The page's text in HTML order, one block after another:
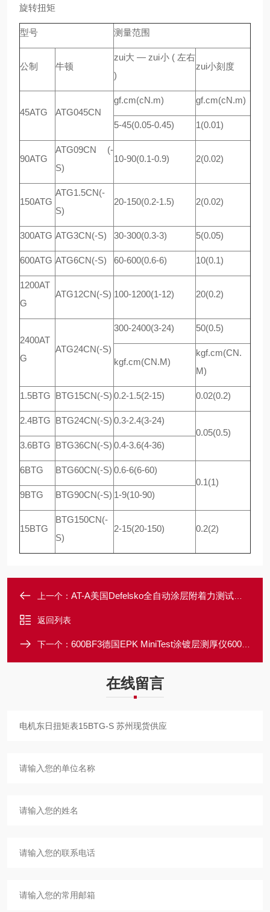
旋转扭矩
型号 测量范围
公制 牛顿
zui大 — zui小 ( 左右
)
zui小刻度
45ATG ATG045CN
gf.cm(cN.m) gf.cm(cN.m)
5-45(0.05-0.45) 1(0.01)
90ATG
ATG09CN (-
S)
10-90(0.1-0.9) 2(0.02)
150ATG
ATG1.5CN(-
S)
20-150(0.2-1.5) 2(0.02)
300ATG ATG3CN(-S) 30-300(0.3-3) 5(0.05)
600ATG ATG6CN(-S) 60-600(0.6-6) 10(0.1)
1200AT
G
ATG12CN(-S) 100-1200(1-12) 20(0.2)
2400AT
G
ATG24CN(-S)
300-2400(3-24) 50(0.5)
kgf.cm(CN.M)
kgf.cm(CN.
M)
1.5BTG BTG15CN(-S) 0.2-1.5(2-15) 0.02(0.2)
2.4BTG BTG24CN(-S) 0.3-2.4(3-24)
0.05(0.5)
3.6BTG BTG36CN(-S) 0.4-3.6(4-36)
6BTG BTG60CN(-S) 0.6-6(6-60)
0.1(1)
9BTG
BTG90CN(-S) 1-9(10-90)
15BTG
BTG150CN(-
S)
2-15(20-150) 0.2(2)
上一个： AT-A美国Defelsko全自动涂层附着力测试仪AT-A 苏州特约店
返回列表
下一个： 600BF3德国EPK MiniTest涂镀层测厚仪600BF3 苏州总代理
在线留言